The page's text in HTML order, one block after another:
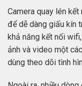
Camera quay lén
để dễ dàng giấu kín
khả năng kết nối
ảnh và video một
dùng theo dõi tình